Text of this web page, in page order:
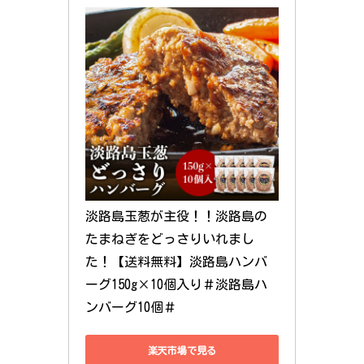
淡路島玉葱が主役！！淡路島の
たまねぎをどっさりいれまし
た！【送料無料】淡路島ハンバ
ーグ150g×10個入り＃淡路島ハ
ンバーグ10個＃
楽天市場で見る